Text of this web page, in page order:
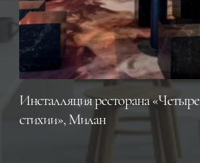
Инсталляция ресторана «Четыре
стихии», Милан